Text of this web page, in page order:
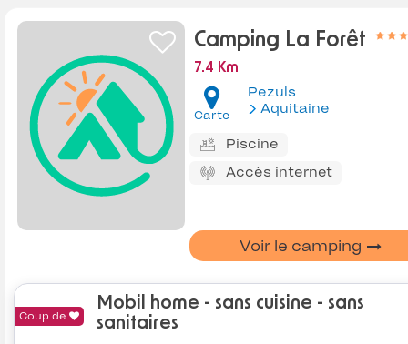
Camping La Forêt
7.4 Km
Carte
Pezuls
Aquitaine
Piscine
Accès internet
Voir le camping
Coup de
Mobil home - sans cuisine - sans
sanitaires